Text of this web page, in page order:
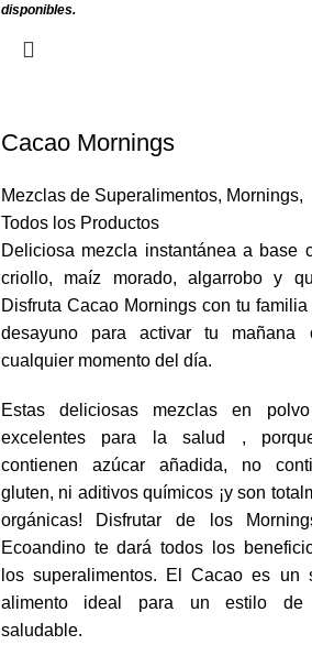
disponibles.
Cacao Mornings
Mezclas de Superalimentos, Mornings,
Todos los Productos
Deliciosa mezcla instantánea a base
criollo, maíz morado, algarrobo y
Disfruta Cacao Mornings con tu familia
desayuno para activar tu mañana
cualquier momento del día.
Estas deliciosas mezclas en
excelentes para la salud ,
contienen azúcar añadida, no
gluten, ni aditivos químicos ¡y son
orgánicas! Disfrutar de los
Ecoandino te dará todos los
los superalimentos. El Cacao es un
alimento ideal para un estilo de
saludable.